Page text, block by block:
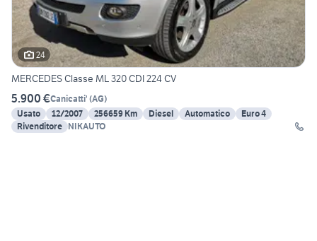
24
MERCEDES Classe ML 320 CDI 224 CV
5.900 €Canicatti' (AG)
Usato
12/2007 256659 Km Diesel Automatico
Euro 4
Rivenditore NIKAUTO